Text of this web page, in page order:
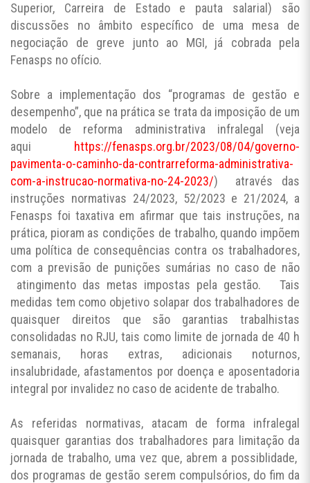
Superior, Carreira de Estado e pauta salarial) são
discussões no âmbito específico de uma mesa de
negociação de greve junto ao MGI, já cobrada pela
Fenasps no ofício.
Sobre a implementação dos “programas de gestão e
desempenho”, que na prática se trata da imposição de um
modelo de reforma administrativa infralegal (veja
aqui https://fenasps.org.br/2023/08/04/governo-
pavimenta-o-caminho-da-contrarreforma-administrativa-
com-a-instrucao-normativa-no-24-2023/) através das
instruções normativas 24/2023, 52/2023 e 21/2024, a
Fenasps foi taxativa em afirmar que tais instruções, na
prática, pioram as condições de trabalho, quando impõem
uma política de consequências contra os trabalhadores,
com a previsão de punições sumárias no caso de não
atingimento das metas impostas pela gestão. Tais
medidas tem como objetivo solapar dos trabalhadores de
quaisquer direitos que são garantias trabalhistas
consolidadas no RJU, tais como limite de jornada de 40 h
semanais, horas extras, adicionais noturnos,
insalubridade, afastamentos por doença e aposentadoria
integral por invalidez no caso de acidente de trabalho.
As referidas normativas, atacam de forma infralegal
quaisquer garantias dos trabalhadores para limitação da
jornada de trabalho, uma vez que, abrem a possiblidade,
dos programas de gestão serem compulsórios, do fim da